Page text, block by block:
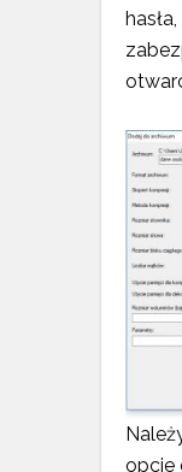
opcje